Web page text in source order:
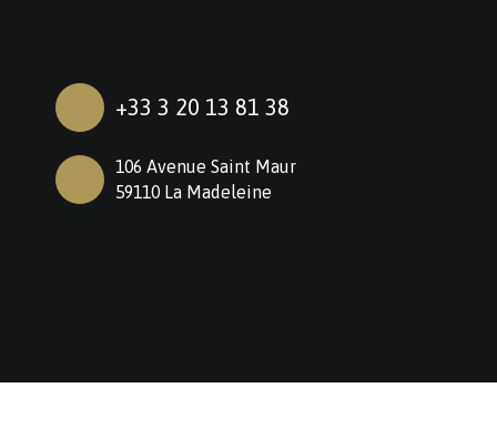
+33 3 20 13 81 38
106 Avenue Saint Maur
59110 La Madeleine